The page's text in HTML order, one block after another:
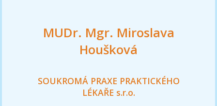
MUDr. Mgr. Miroslava
Houšková
SOUKROMÁ PRAXE PRAKTICKÉHO
LÉKAŘE s.r.o.